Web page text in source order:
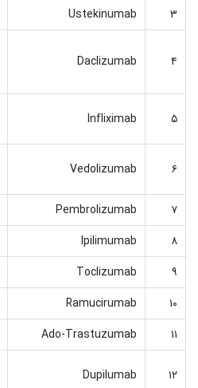
۳
Ustekinumab
۴ Daclizumab
۵ Infliximab
۶ Vedolizumab
۷
Pembrolizumab
۸
Ipilimumab
۹
Toclizumab
۱۰
Ramucirumab
۱۱
Ado-Trastuzumab
۱۲ Dupilumab